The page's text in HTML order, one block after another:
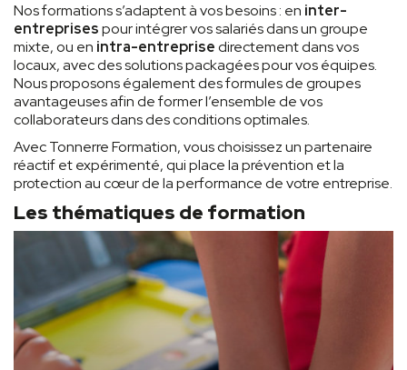
Nos formations s’adaptent à vos besoins : en inter-
entreprisespour intégrer vos salariés dans un groupe
mixte, ou en intra-entreprisedirectement dans vos
locaux, avec des solutions packagées pour vos équipes.
Nous proposons également des formules de groupes
avantageuses afin de former l’ensemble de vos
collaborateurs dans des conditions optimales.
Avec Tonnerre Formation, vous choisissez un partenaire
réactif et expérimenté, qui place la prévention et la
protection au cœur de la performance de votre entreprise.
Les thématiques de formation